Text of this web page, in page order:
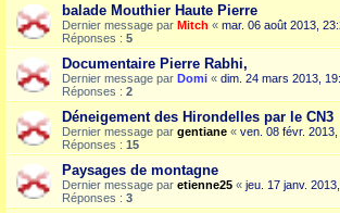
balade Mouthier Haute Pierre
Dernier message par Mitch « mar. 06 août 2013,
Réponses : 5
Documentaire Pierre Rabhi,
Dernier message par Domi « dim. 24 mars 2013,
Réponses : 2
Déneigement des Hirondelles par le CN3
Dernier message par gentiane « ven. 08 févr. 2013,
Réponses : 15
Paysages de montagne
Dernier message par etienne25 « jeu. 17 janv.
Réponses : 3